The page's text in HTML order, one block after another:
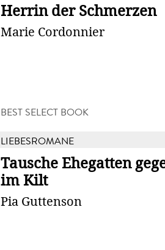
Herrin der Schmerzen
Marie Cordonnier
BEST SELECT BOOK
LIEBESROMANE
Tausche Ehegatten
im Kilt
Pia Guttenson